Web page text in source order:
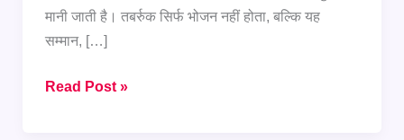
मानी जाती है। तबर्रुक सिर्फ भोजन नहीं होता, बल्कि यह
सम्मान, […]
तबर्रुक
Read Post »